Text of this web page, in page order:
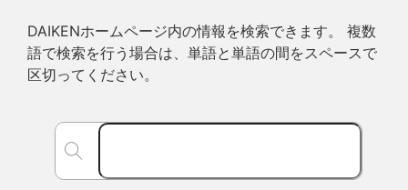
DAIKENホームページ内の情報を検索できます。 複数
語で検索を行う場合は、単語と単語の間をスペースで
区切ってください。